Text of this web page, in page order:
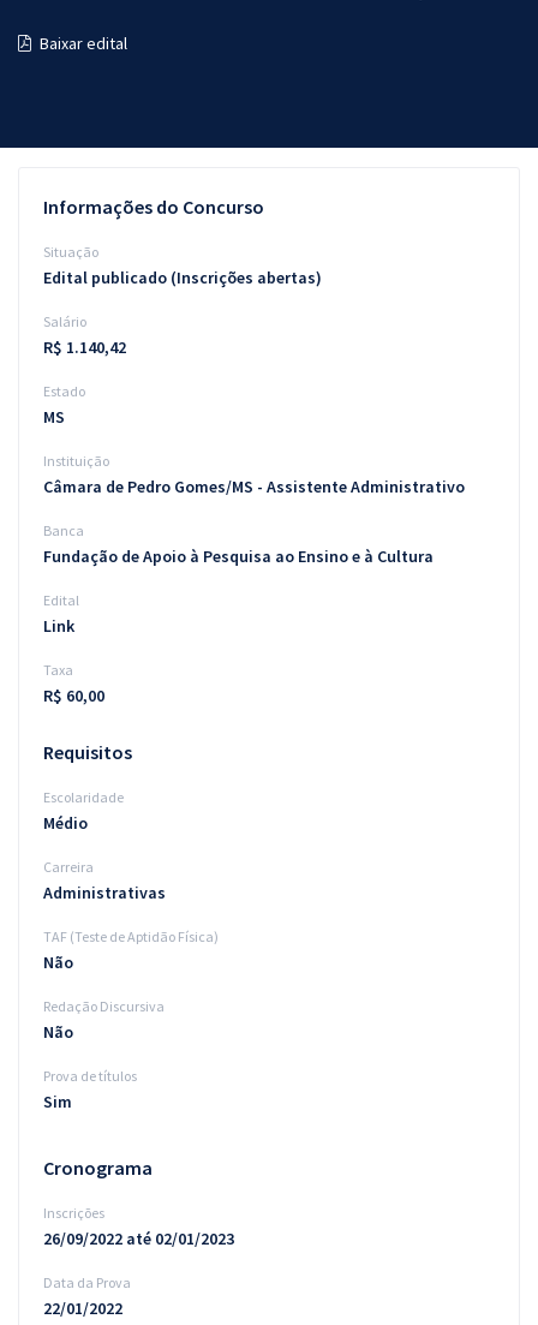
Questões grátis
Blog
Aprovados
Atendimento
Baixar edital
Informações do Concurso
Situação
Edital publicado (Inscrições abertas)
Salário
R$ 1.140,42
Estado
MS
Instituição
Câmara de Pedro Gomes/MS - Assistente Administrativo
Banca
Fundação de Apoio à Pesquisa ao Ensino e à Cultura
Edital
Link
Taxa
R$ 60,00
Requisitos
Escolaridade
Médio
Carreira
Administrativas
TAF (Teste de Aptidão Física)
Não
Redação Discursiva
Não
Prova de títulos
Sim
Cronograma
Inscrições
26/09/2022 até 02/01/2023
Data da Prova
22/01/2022